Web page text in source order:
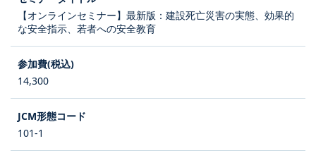
【オンラインセミナー】最新版：建設死亡災害の実態、効果的
な安全指示、若者への安全教育
14,300
101-1